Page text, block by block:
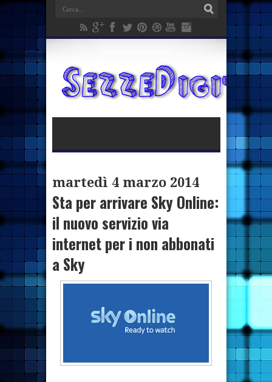
martedì 4 marzo 2014
Sta per arrivare Sky Online:
il nuovo servizio via
internet per i non abbonati
a Sky